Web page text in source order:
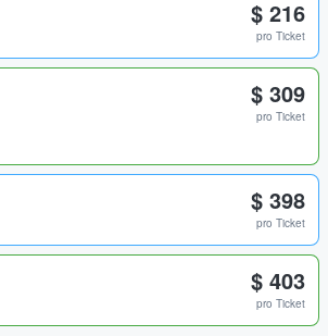
$ 216
pro Ticket
$ 309
pro Ticket
$ 398
pro Ticket
$ 403
pro Ticket